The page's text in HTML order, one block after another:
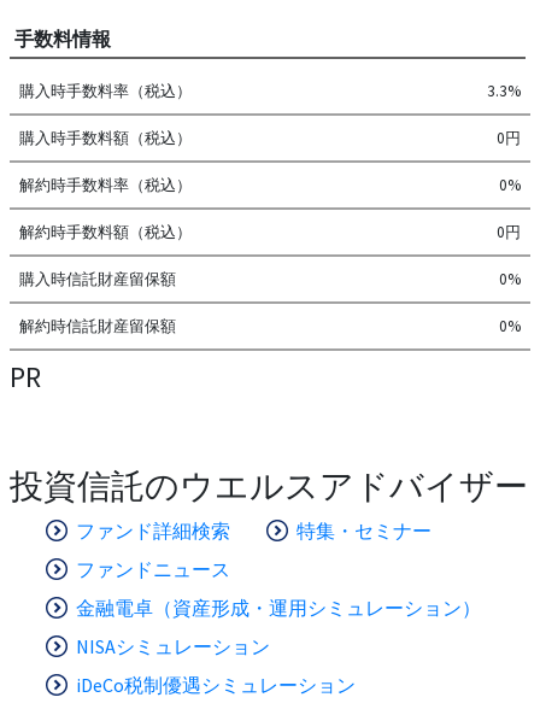
手数料情報
購入時手数料率（税込） 3.3%
購入時手数料額（税込） 0円
解約時手数料率（税込） 0%
解約時手数料額（税込） 0円
購入時信託財産留保額 0%
解約時信託財産留保額 0%
PR
投資信託のウエルスアドバイザー
ファンド詳細検索
特集・セミナー
ファンドニュース
金融電卓（資産形成・運用シミュレーション）
NISAシミュレーション
iDeCo税制優遇シミュレーション